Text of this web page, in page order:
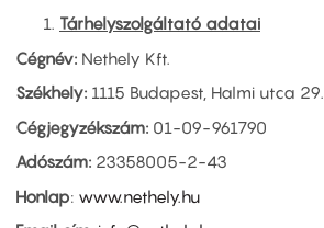
Tárhelyszolgáltató adatai
Cégnév: Nethely Kft.
Székhely: 1115 Budapest, Halmi utca 29.
Cégjegyzékszám: 01-09-961790
Adószám: 23358005-2-43
Honlap: www.nethely.hu